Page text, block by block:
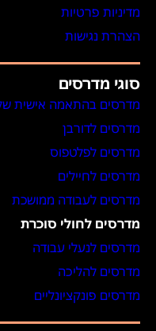
מדיניות פרטיות
הצהרת נגישות
סוגי מדרסים
מדרסים בהתאמה אישית
מדרסים לדורבן
מדרסים לפלטפוס
מדרסים לחיילים
מדרסים לעבודה ממושכת
מדרסים לחולי סוכרת
מדרסים לנעלי עבודה
מדרסים להליכה
מדרסים פונקציונליים